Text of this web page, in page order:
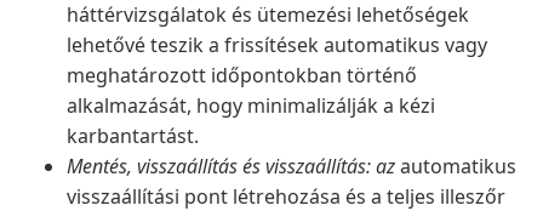
háttérvizsgálatok és ütemezési lehetőségek
lehetővé teszik a frissítések automatikus vagy
meghatározott időpontokban történő
alkalmazását, hogy minimalizálják a kézi
karbantartást.
Mentés, visszaállítás és visszaállítás: azautomatikus
visszaállítási pont létrehozása és a teljes illeszőr